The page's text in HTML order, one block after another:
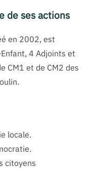
de ses actions
en 2002, est
4 Adjoints et
CM1 et de CM2 des
locale.
citoyens